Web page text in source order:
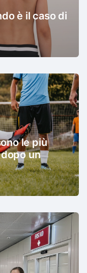
è il caso di
le più
un